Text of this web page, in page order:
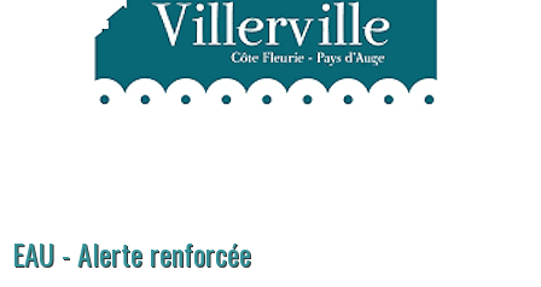
EAU - Alerte renforcée